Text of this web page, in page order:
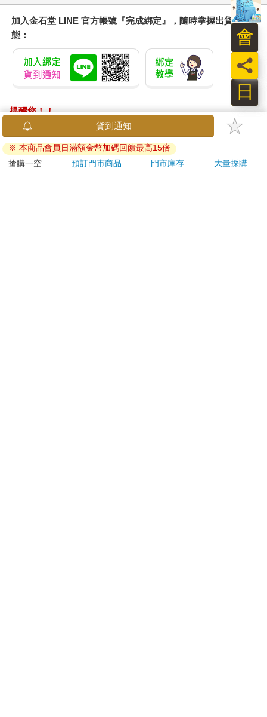
加入金石堂 LINE 官方帳號『完成綁定』，隨時掌握出貨動
態：
提醒您！！
金石堂及銀行均不會請您操作ATM! 如接獲電話要求您前往
ATM提款機，請不要聽從指示，以免受騙上當！
退換貨須知：
貨到通知
※ 本商品會員日滿額金幣加碼回饋最高15倍
搶購一空
預訂門市商品 門市庫存 大量採購
日
員
會